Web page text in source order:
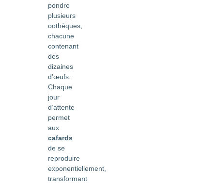
pondre
plusieurs
oothèques,
chacune
contenant
des
dizaines
d’œufs.
Chaque
jour
d’attente
permet
aux
cafards
de se
reproduire
exponentiellement,
transformant